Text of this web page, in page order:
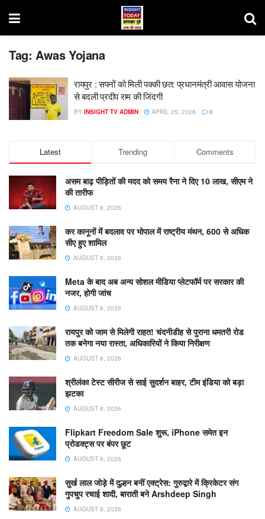
Tag: Awas Yojana
रायपुर : सपनों को मिली पक्की छत: प्रधानमंत्री आवास योजना
से बदली प्रदीप राम की जिंदगी
BY INSIGHT TV ADMIN APRIL 25, 2026 0
Latest Trending Comments
असम बाढ़ पीड़ितों की मदद को समय रैना ने दिए 10 लाख, सीएम ने
की तारीफ
AUGUST 8, 2026
कर कानूनों में बदलाव पर भोपाल में राष्ट्रीय मंथन, 600 से अधिक
सीए हुए शामिल
AUGUST 8, 2026
Meta के बाद अब अन्य सोशल मीडिया प्लेटफॉर्म पर सरकार की
नजर, होगी जांच
AUGUST 8, 2026
रायपुर को जाम से मिलेगी राहत! चंदनीडीह से पुराना धमतरी रोड
तक बनेगा नया रास्ता, अधिकारियों ने किया निरीक्षण
AUGUST 8, 2026
श्रीलंका टेस्ट सीरीज से साई सुदर्शन बाहर, टीम इंडिया को बड़ा
झटका
AUGUST 8, 2026
Flipkart Freedom Sale शुरू, iPhone समेत इन
प्रोडक्ट्स पर बंपर छूट
AUGUST 8, 2026
सुर्ख लाल जोड़े में दुल्हन बनीं एक्ट्रेस: गुरुद्वारे में क्रिकेटर संग
गुपचुप रचाई शादी, बाराती बने Arshdeep Singh
AUGUST 8, 2026